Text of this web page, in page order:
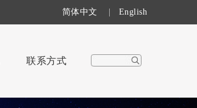
简体中文 English
联系方式